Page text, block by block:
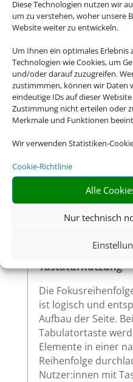
Diese Technologien nutzen wir
um zu verstehen, woher unsere
Website weiter zu entwickeln.
Um Ihnen ein optimales
Technologien wie Cookies, um
und/oder darauf zuzugreifen.
zustimmmen, können wir Daten
eindeutige IDs auf dieser
Zustimmung nicht erteilen oder
Merkmale und Funktionen
Wir verwenden Statistiken-
Cookie-Richtlinie
Alle
Nur technisch
dass assistive
vorlesen.
Sichtbarer Fokus
Website – wie
wenn sie per
So ermöglichen wir
Bedienung auch
Sinnvolle
Tastaturnutzung
Die
ist logisch und
Aufbau der Seite.
Tabulatortaste
Elemente in einer
Reihenfolge
Nutzer:innen mit